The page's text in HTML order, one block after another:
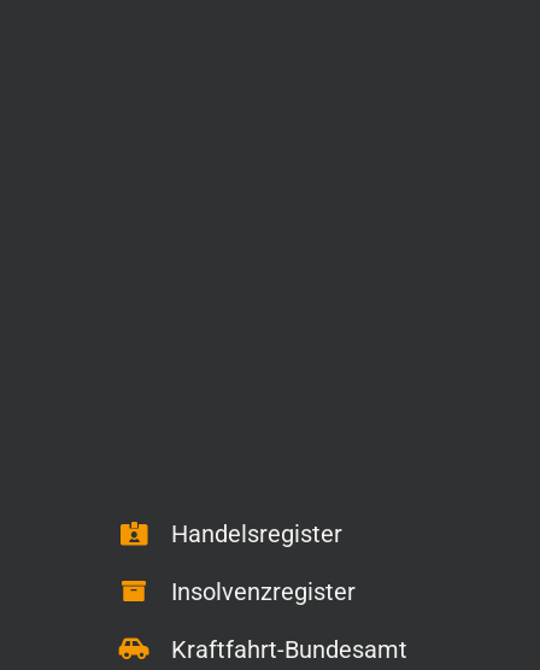
Handelsregister
Insolvenzregister
Kraftfahrt-Bundesamt